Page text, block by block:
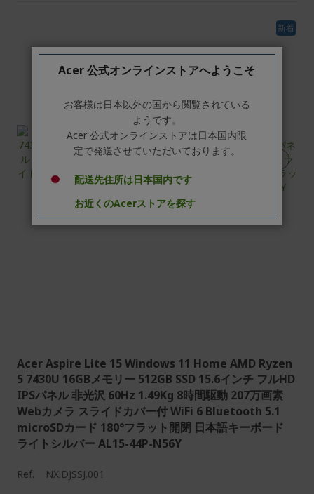
新着
Acer Aspire Lite 15 Windows 11 Home AMD Ryzen
5 7430U 16GBメモリー 512GB SSD 15.6インチ フルHD
IPSパネル 非光沢 60Hz 1.49Kg 8時間駆動 207万画素
Webカメラ スライドカバー付 WiFi 6 Bluetooth 5.1
microSDカード 180°フラット開閉 日本語キーボード
ライトシルバー AL15-44P-N56Y
Ref. NX.DJSSJ.001
Acer 公式オンラインストアへようこそ
お客様は日本以外の国から閲覧されている
ようです。
Acer 公式オンラインストアは日本国内限
定で発送させていただいております。
配送先住所は日本国内です
お近くのAcerストアを探す